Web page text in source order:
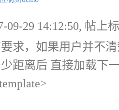
09-29 14:12:50, 帖上
求，如果用户并不
距离后 直接加载下